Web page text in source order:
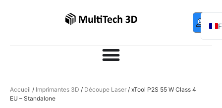
0,00 €
Accueil / Imprimantes 3D / Découpe Laser / xTool P2S 55 W Class 4
EU – Standalone